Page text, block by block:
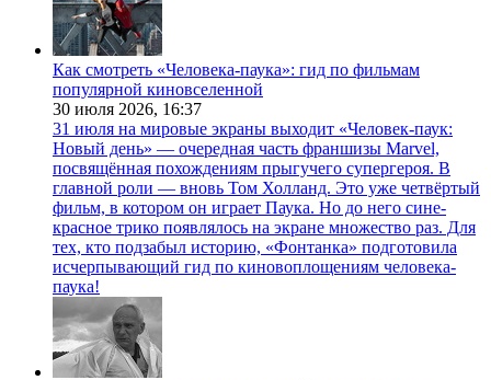
Как смотреть «Человека-паука»: гид по фильмам
популярной киновселенной
30 июля 2026, 16:37
31 июля на мировые экраны выходит «Человек-паук:
Новый день» — очередная часть франшизы Marvel,
посвящённая похождениям прыгучего супергероя. В
главной роли — вновь Том Холланд. Это уже четвёртый
фильм, в котором он играет Паука. Но до него сине-
красное трико появлялось на экране множество раз. Для
тех, кто подзабыл историю, «Фонтанка» подготовила
исчерпывающий гид по киновоплощениям человека-
паука!